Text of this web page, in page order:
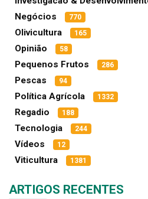
Negócios 770
Olivicultura 165
Opinião 58
Pequenos Frutos 286
Pescas 94
Política Agrícola 1332
Regadio 188
Tecnologia 244
Vídeos 12
Viticultura 1381
ARTIGOS RECENTES